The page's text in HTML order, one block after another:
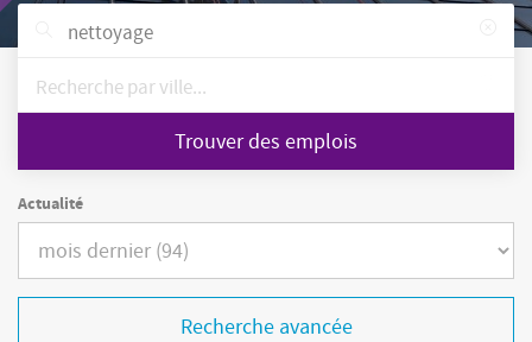
Trouver des emplois
Actualité
Recherche avancée